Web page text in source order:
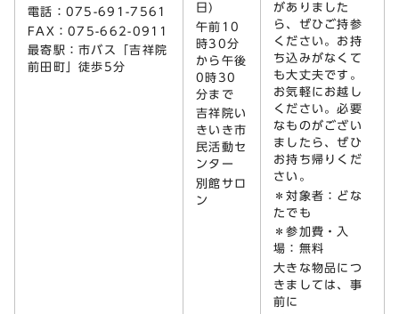
電話：075-691-7561
FAX：075-662-0911
最寄駅：市バス「吉祥院
前田町」徒歩5分
日)
午前10
時30分
から午後
0時30
分まで
吉祥院い
きいき市
民活動セ
ンター
別館サロ
ン
がありました
ら、ぜひご持参
ください。お持
ち込みがなくて
も大丈夫です。
お気軽にお越し
ください。必要
なものがござい
ましたら、ぜひ
お持ち帰りくだ
さい。
＊対象者：どな
たでも
＊参加費・入
場：無料
大きな物品につ
きましては、事
前に